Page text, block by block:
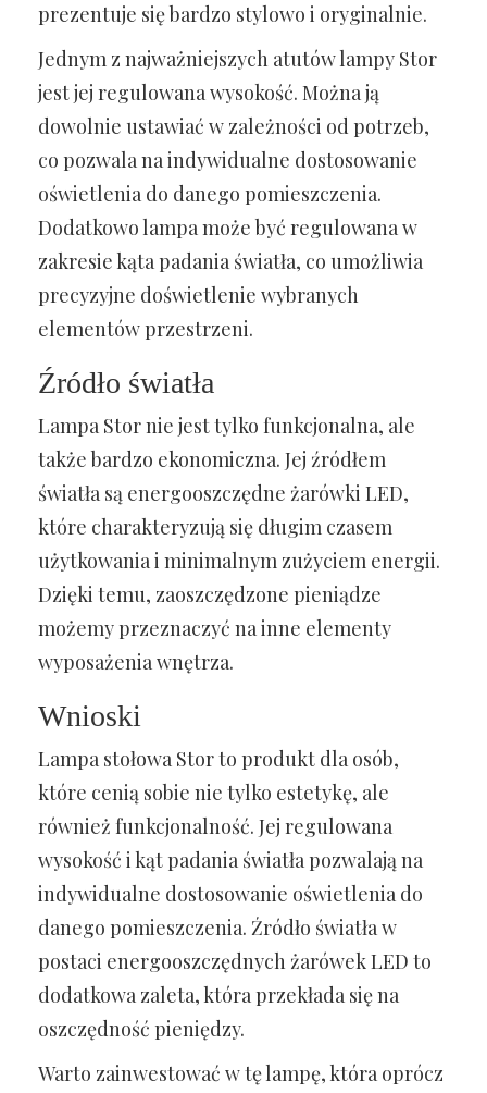
prezentuje się bardzo stylowo i oryginalnie.
Jednym z najważniejszych atutów lampy Stor
jest jej regulowana wysokość. Można ją
dowolnie ustawiać w zależności od potrzeb,
co pozwala na indywidualne dostosowanie
oświetlenia do danego pomieszczenia.
Dodatkowo lampa może być regulowana w
zakresie kąta padania światła, co umożliwia
precyzyjne doświetlenie wybranych
elementów przestrzeni.
Źródło światła
Lampa Stor nie jest tylko funkcjonalna, ale
także bardzo ekonomiczna. Jej źródłem
światła są energooszczędne żarówki LED,
które charakteryzują się długim czasem
użytkowania i minimalnym zużyciem energii.
Dzięki temu, zaoszczędzone pieniądze
możemy przeznaczyć na inne elementy
wyposażenia wnętrza.
Wnioski
Lampa stołowa Stor to produkt dla osób,
które cenią sobie nie tylko estetykę, ale
również funkcjonalność. Jej regulowana
wysokość i kąt padania światła pozwalają na
indywidualne dostosowanie oświetlenia do
danego pomieszczenia. Źródło światła w
postaci energooszczędnych żarówek LED to
dodatkowa zaleta, która przekłada się na
oszczędność pieniędzy.
Warto zainwestować w tę lampę, która oprócz